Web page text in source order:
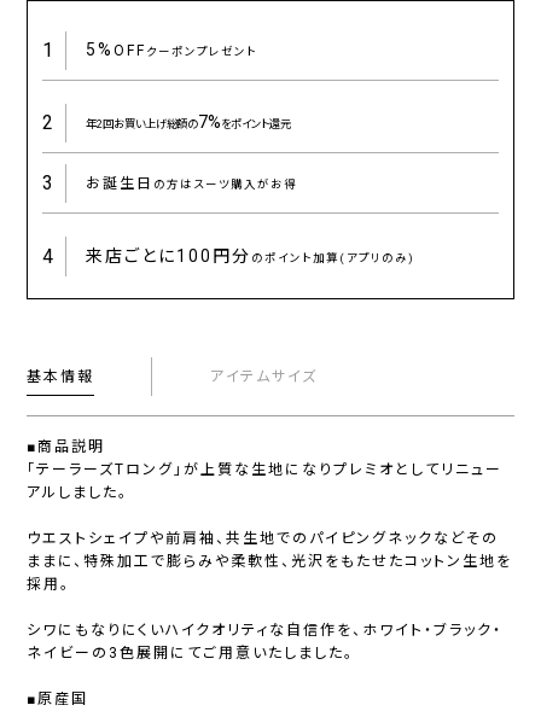
1 5%OFFクーポンプレゼント
2 年2回お買い上げ総額の7%をポイント還元
3 お誕生日 の方はスーツ購入がお得
4 来店ごとに100円分 のポイント加算(アプリのみ)
基本情報 アイテムサイズ
■商品説明
「テーラーズTロング」が上質な生地になりプレミオとしてリニュー
アルしました。
ウエストシェイプや前肩袖、共生地でのパイピングネックなどその
ままに、特殊加工で膨らみや柔軟性、光沢をもたせたコットン生地を
採用。
シワにもなりにくいハイクオリティな自信作を、ホワイト・ブラック・
ネイビーの3色展開にてご用意いたしました。
■原産国